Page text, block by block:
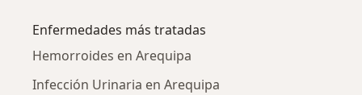
Enfermedades más tratadas
Hemorroides en Arequipa
Infección Urinaria en Arequipa